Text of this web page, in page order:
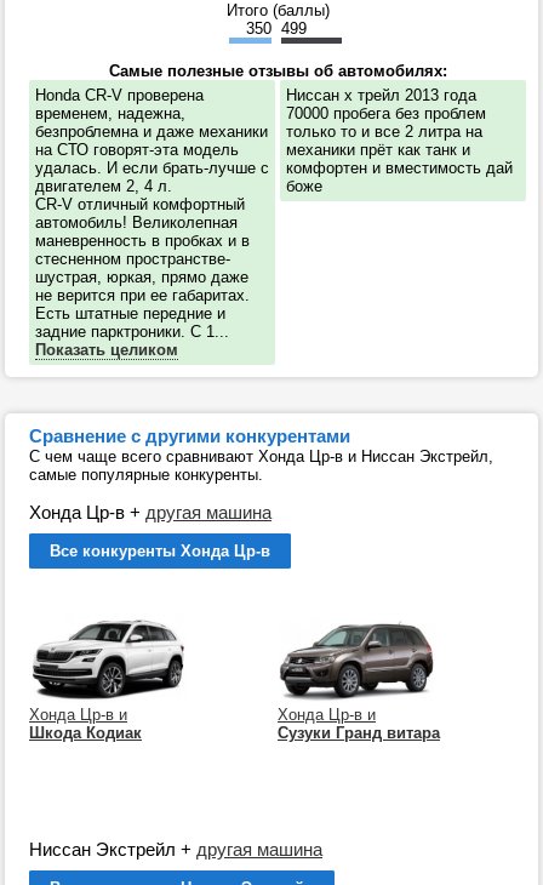
Итого (баллы)
350 499
Самые полезные отзывы об автомобилях:
Honda CR-V проверена
временем, надежна,
безпроблемна и даже механики
на СТО говорят-эта модель
удалась. И если брать-лучше с
двигателем 2, 4 л.
CR-V отличный комфортный
автомобиль! Великолепная
маневренность в пробках и в
стесненном пространстве-
шустрая, юркая, прямо даже
не верится при ее габаритах.
Есть штатные передние и
задние парктроники. С 1...
Показать целиком
Ниссан х трейл 2013 года
70000 пробега без проблем
только то и все 2 литра на
механики прёт как танк и
комфортен и вместимость дай
боже
Сравнение с другими конкурентами
С чем чаще всего сравнивают Хонда Цр-в и Ниссан Экстрейл,
самые популярные конкуренты.
Хонда Цр-в + другая машина
Все конкуренты Хонда Цр-в
Хонда Цр-в и
Шкода Кодиак
Хонда Цр-в и
Сузуки Гранд витара
Ниссан Экстрейл + другая машина